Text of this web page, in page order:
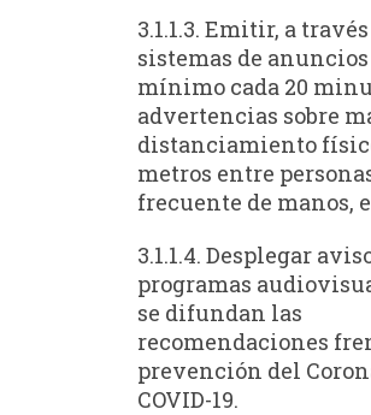
3.1.1.3. Emitir, a
sistemas de
mínimo cada 20
advertencias sobre
distanciamiento
metros entre
frecuente de manos,
3.1.1.4. Desplegar
programas
se difundan las
recomendaciones
prevención del
COVID-19.